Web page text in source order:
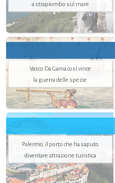
a strapiombo sul mare
Vasco Da Gama così vince
la guerra delle spezie
Palermo, il porto che ha saputo
diventare attrazione turistica